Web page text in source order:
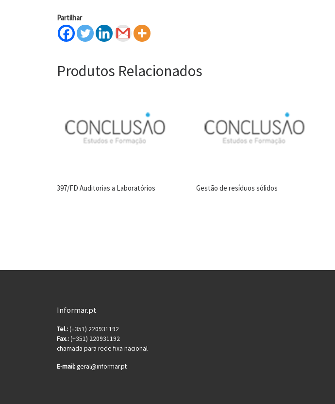
Partilhar
Produtos Relacionados
397/FD Auditorias a Laboratórios Gestão de resíduos sólidos
Informar.pt
Tel.:(+351) 220931192
Fax.:(+351) 220931192
chamada para rede fixa nacional
E-mail:geral@informar.pt